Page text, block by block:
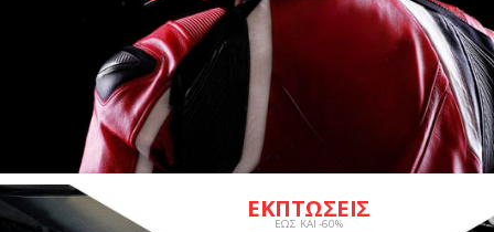
ΕΚΠΤΩΣΕΙΣ
ΕΩΣ ΚΑΙ -60%